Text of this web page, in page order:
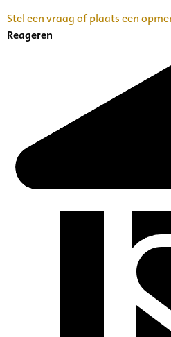
Stel een vraag of plaats een
Reageren